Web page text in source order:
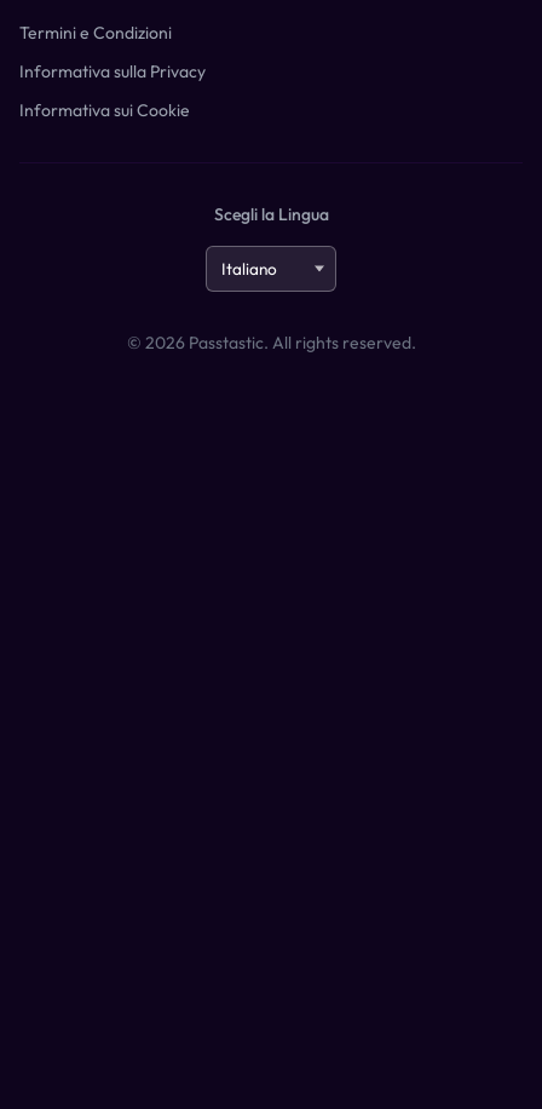
Termini e Condizioni
Informativa sulla Privacy
Informativa sui Cookie
Scegli la Lingua
© 2026Passtastic. All rights reserved.